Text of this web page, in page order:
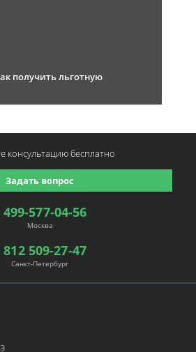
получить льготную
499-577-04-56
Москва
812 509-27-47
Санкт-Петербург
Задать вопрос
консультациюбесплатно